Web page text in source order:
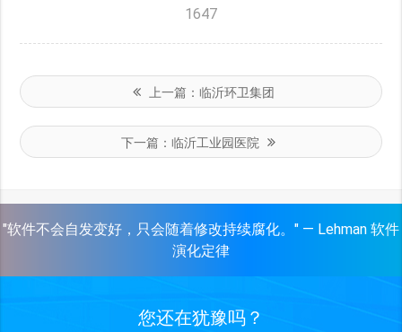
1647
上一篇： 临沂环卫集团
下一篇：临沂工业园医院
"软件不会自发变好，只会随着修改持续腐化。" — Lehman 软件
演化定律
您还在犹豫吗？